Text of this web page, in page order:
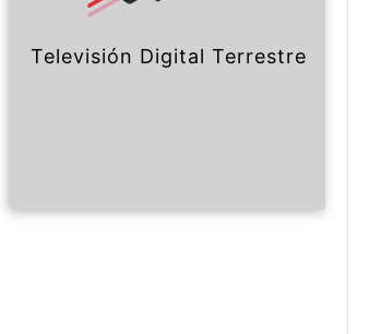
Televisión Digital Terrestre